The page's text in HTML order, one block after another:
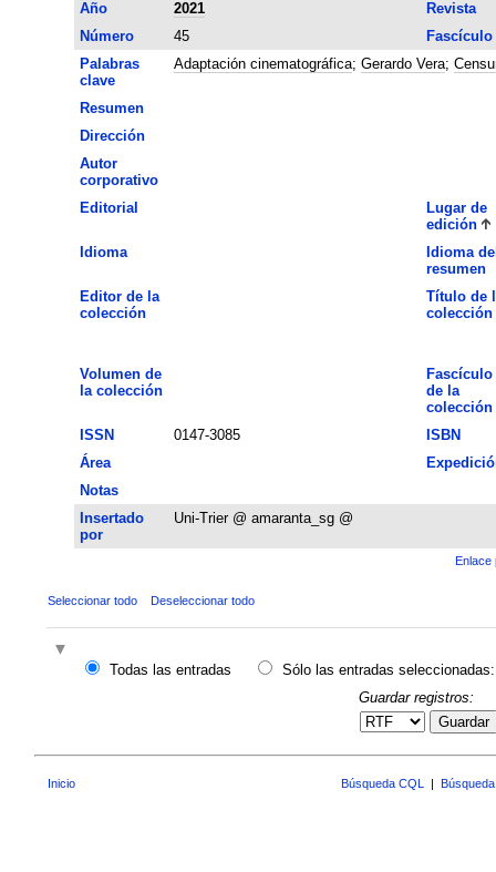
Año
2021
Revista
Número
45
Fascículo
Palabras
clave
Adaptación cinematográfica; Gerardo Vera;
Resumen
Dirección
Autor
corporativo
Editorial
Lugar de
edición
Idioma
Idioma
resumen
Editor de la
colección
Título de
colección
Volumen de
la colección
Fascículo
de la
colección
ISSN
0147-3085
ISBN
Área
Notas
Insertado
por
Uni-Trier @ amaranta_sg @
Enlace
Seleccionar todo Deseleccionar todo
Todas las entradas
Sólo las entradas seleccionadas:
Guardar registros:
Guardar
Inicio Búsqueda CQL